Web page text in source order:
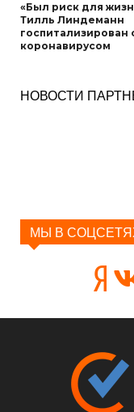
«Был риск для
Тилль Линдеманн
госпитализирован
коронавирусом
НОВОСТИ
МЫ В